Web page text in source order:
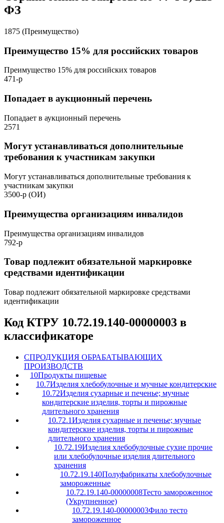
ФЗ
1875 (Преимущество)
Преимущество 15% для российских товаров
Преимущество 15% для российских товаров
471-р
Попадает в аукционный перечень
Попадает в аукционный перечень
2571
Могут устанавливаться дополнительные
требования к участникам закупки
Могут устанавливаться дополнительные требования к
участникам закупки
3500-р (ОИ)
Преимущества организациям инвалидов
Преимущества организациям инвалидов
792-р
Товар подлежит обязательной маркировке
средствами идентификации
Товар подлежит обязательной маркировке средствами
идентификации
Код КТРУ 10.72.19.140-00000003 в
классификаторе
CПРОДУКЦИЯ ОБРАБАТЫВАЮЩИХ
ПРОИЗВОДСТВ
10Продукты пищевые
10.7Изделия хлебобулочные и мучные кондитерские
10.72Изделия сухарные и печенье; мучные
кондитерские изделия, торты и пирожные
длительного хранения
10.72.1Изделия сухарные и печенье; мучные
кондитерские изделия, торты и пирожные
длительного хранения
10.72.19Изделия хлебобулочные сухие прочие
или хлебобулочные изделия длительного
хранения
10.72.19.140Полуфабрикаты хлебобулочные
замороженные
10.72.19.140-00000008Тесто замороженное
(Укрупненное)
10.72.19.140-00000003Фило тесто
замороженное